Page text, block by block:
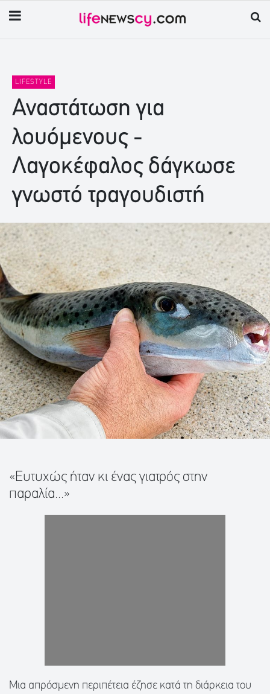
LIFESTYLE
Αναστάτωση για
λουόμενους -
Λαγοκέφαλος δάγκωσε
γνωστό τραγουδιστή
«Ευτυχώς ήταν κι ένας γιατρός στην
παραλία...»
Μια απρόσμενη περιπέτεια έζησε κατά τη διάρκεια του